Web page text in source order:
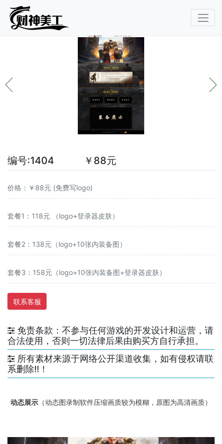
编号:1404 ￥88元
价格：￥88元 (免费写logo)
套餐1：118元 （logo+登录器皮肤）
套餐2：138元（logo+10张内装备图）
套餐3：158元（logo+10张内装备图+登录器皮肤）
联系客服
免责条款：不参与任何游戏的开发设计和运营，请
合法使用，否则一切法律后果由购买方自行承担。
所有素材来源于网络公开渠道收集，如有侵权请联
系删除!!！
动态展示 （动态图录制软件压缩画质较为模糊，原图为高清画质）